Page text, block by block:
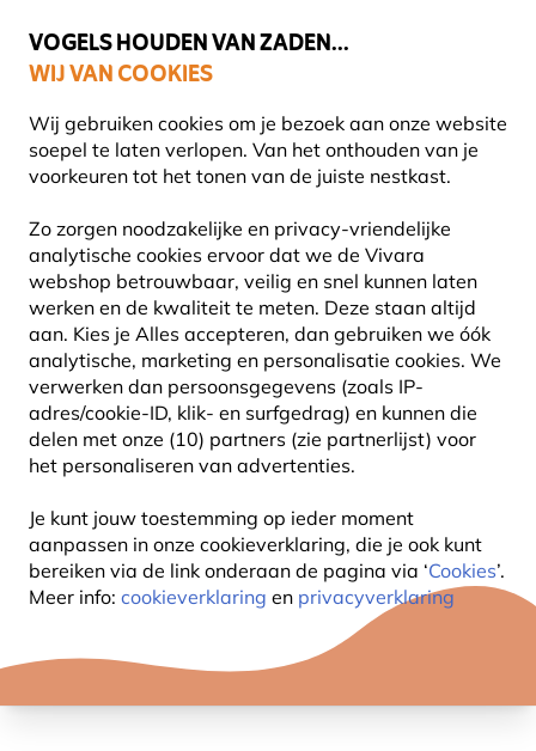
VOGELS HOUDEN VAN ZADEN...
WIJ VAN COOKIES
Wij gebruiken cookies om je bezoek aan onze website
soepel te laten verlopen. Van het onthouden van je
voorkeuren tot het tonen van de juiste nestkast.
Zo zorgen noodzakelijke en privacy-vriendelijke
analytische cookies ervoor dat we de Vivara
webshop betrouwbaar, veilig en snel kunnen laten
werken en de kwaliteit te meten. Deze staan altijd
aan. Kies je Alles accepteren, dan gebruiken we óók
analytische, marketing en personalisatie cookies. We
verwerken dan persoonsgegevens (zoals IP-
adres/cookie-ID, klik- en surfgedrag) en kunnen die
delen met onze (10) partners (zie partnerlijst) voor
het personaliseren van advertenties.
Je kunt jouw toestemming op ieder moment
aanpassen in onze cookieverklaring, die je ook kunt
bereiken via de link onderaan de pagina via ‘Cookies’.
Meer info: cookieverklaring en privacyverklaring
Uitstekend beoordeeld in 11 landen
10% KORTING